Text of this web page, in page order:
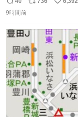
返
信
リ
ト
数
い
9時間前